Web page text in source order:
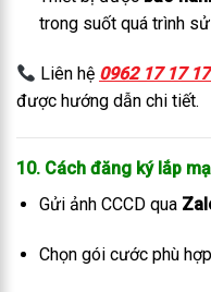
trong suốt quá trình
Liên hệ 0962 17 17
được hướng dẫn chi tiết.
10. Cách đăng ký lắp
Gửi ảnh CCCD qua
Chọn gói cước phù